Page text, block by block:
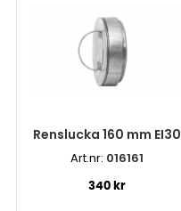
Renslucka 160 mm EI30
Art.nr: 016161
340 kr